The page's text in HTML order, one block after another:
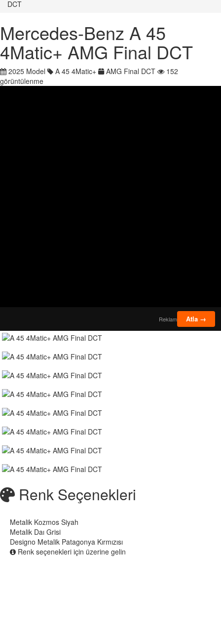
DCT
Mercedes-Benz A 45
4Matic+ AMG Final DCT
2025 Model A 45 4Matic+ AMG Final DCT
152
görüntülenme
Reklam Atla →
Renk Seçenekleri
Metalik Kozmos Siyah
Metalik Daı Grisi
Designo Metalik Patagonya Kırmızısı
Renk seçenekleri için üzerine gelin